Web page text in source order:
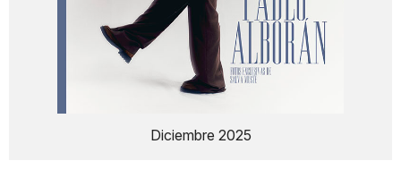
Diciembre 2025